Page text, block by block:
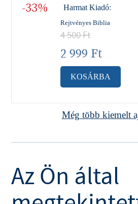
-33% Harmat Kiadó:
Rejtvényes Biblia
4 500Ft
2 999 Ft
KOSÁRBA
Még több kiemelt
Az Ön által